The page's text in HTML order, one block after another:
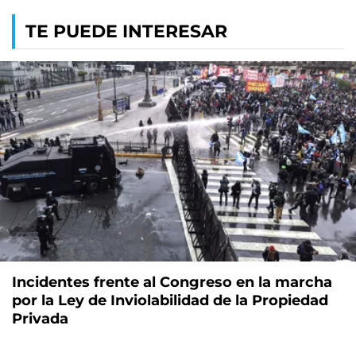
TE PUEDE INTERESAR
Incidentes frente al Congreso en la marcha
por la Ley de Inviolabilidad de la Propiedad
Privada